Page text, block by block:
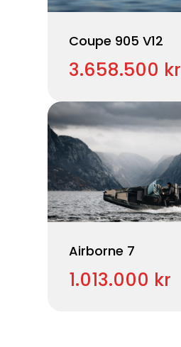
Coupe 905 V12
3.658.500 kr
Airborne 7
1.013.000 kr